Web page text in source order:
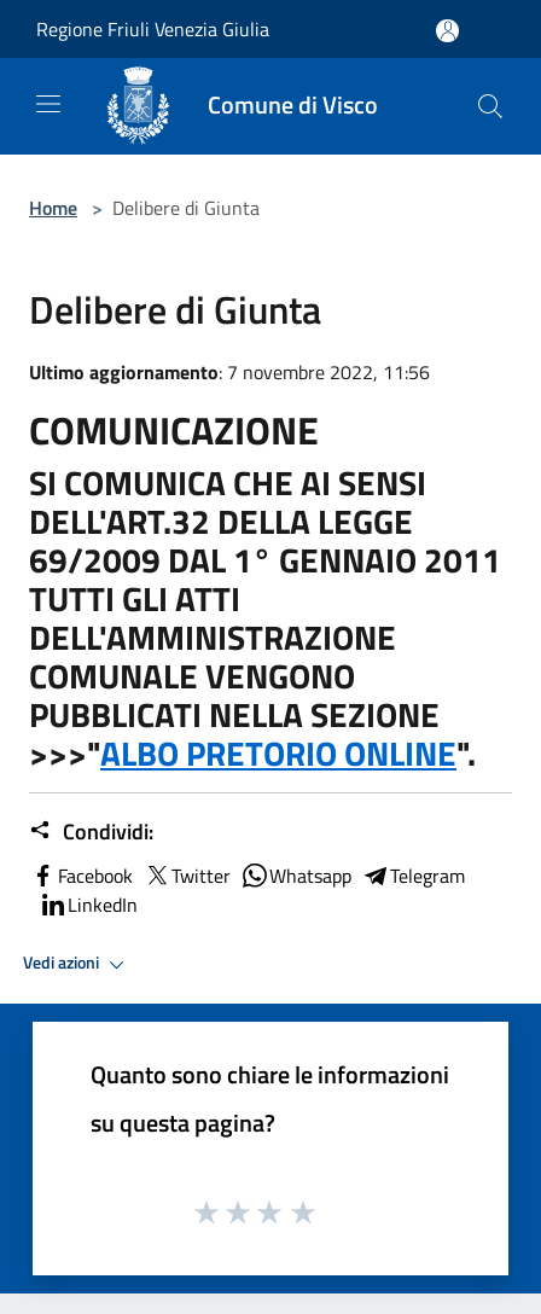
Regione Friuli Venezia Giulia
Comune di Visco
Home > Delibere di Giunta
Delibere di Giunta
Ultimo aggiornamento: 7 novembre 2022, 11:56
COMUNICAZIONE
SI COMUNICA CHE AI SENSI
DELL'ART.32 DELLA LEGGE
69/2009 DAL 1° GENNAIO 2011
TUTTI GLI ATTI
DELL'AMMINISTRAZIONE
COMUNALE VENGONO
PUBBLICATI NELLA SEZIONE
>>>"ALBO PRETORIO ONLINE".
Condividi:
Facebook Twitter Whatsapp
Telegram
LinkedIn
Vedi azioni
Quanto sono chiare le informazioni
su questa pagina?